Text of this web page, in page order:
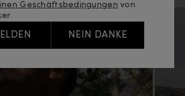
Geschäftsbedingungen von
NEIN DANKE